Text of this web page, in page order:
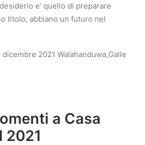
e’ quello di preparare
titolo, abbiano un futuro nel
2021 Walahanduwa,Galle
a Casa
2021